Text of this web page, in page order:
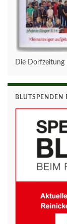
Die Dorfzeitung
BLUTSPENDEN